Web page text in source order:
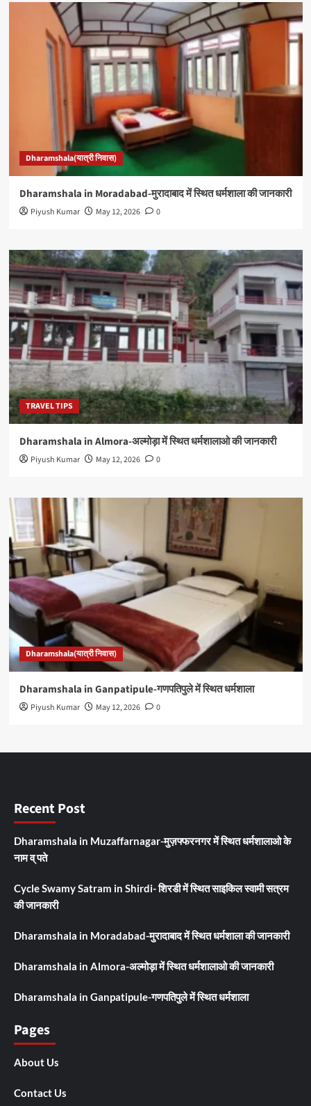
Dharamshala(यात्री निवास)
Dharamshala in Moradabad-मुरादाबाद में स्थित धर्मशाला की जानकारी
Piyush Kumar May 12, 2026 0
TRAVEL TIPS
Dharamshala in Almora-अल्मोड़ा में स्थित धर्मशालाओ की जानकारी
Piyush Kumar May 12, 2026 0
Dharamshala(यात्री निवास)
Dharamshala in Ganpatipule-गणपतिपुले में स्थित धर्मशाला
Piyush Kumar May 12, 2026 0
Recent Post
Dharamshala in Muzaffarnagar-मुज़फ्फरनगर में स्थित धर्मशालाओ के
नाम व् पते
Cycle Swamy Satram in Shirdi- शिरडी में स्थित साइकिल स्वामी सत्रम
की जानकारी
Dharamshala in Moradabad-मुरादाबाद में स्थित धर्मशाला की जानकारी
Dharamshala in Almora-अल्मोड़ा में स्थित धर्मशालाओ की जानकारी
Dharamshala in Ganpatipule-गणपतिपुले में स्थित धर्मशाला
Pages
About Us
Contact Us